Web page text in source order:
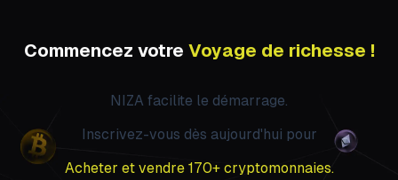
Commencez votre Voyage de richesse !
NIZA facilite le démarrage.
Inscrivez-vous dès aujourd'hui pour
Acheter et vendre 170+ cryptomonnaies.